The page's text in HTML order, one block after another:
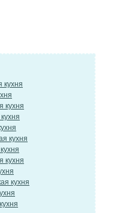
кухня
кухня
кухня
кухня
кухня